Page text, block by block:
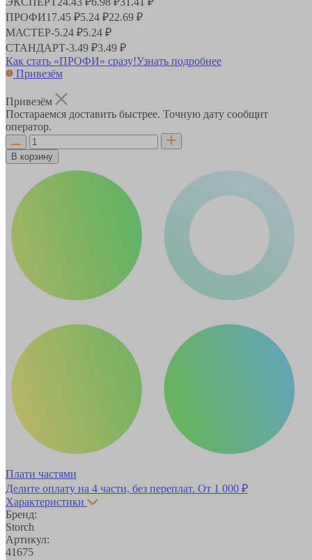
ПРОФИ17.45 ₽5.24 ₽22.69 ₽
МАСТЕР-5.24 ₽5.24 ₽
СТАНДАРТ-3.49 ₽3.49 ₽
Как стать «ПРОФИ» сразу!Узнать подробнее
Привезём
Привезём
Постараемся доставить быстрее. Точную дату сообщит
оператор.
В корзину
Плати частями
Делите оплату на 4 части, без переплат. От 1 000 ₽
Характеристики
Бренд:
Storch
Артикул:
41675